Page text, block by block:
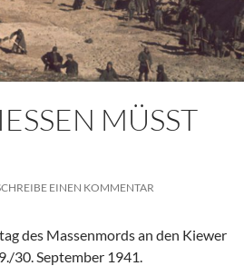
MÜSST
EINEN KOMMENTAR
des Massenmords an den Kiewer
30. September 1941.